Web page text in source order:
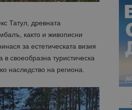
Татул, древната
както и живописни
за естетическата визия
своеобразна туристическа
наследство на региона.